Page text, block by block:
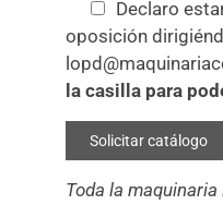
Declaro
oposición
la casilla para
Toda la